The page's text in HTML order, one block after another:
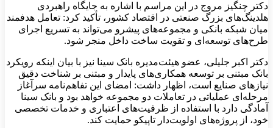
دکتر چنگیز مروج در این مراسم با اشاره به جایگاه راهبردی
هلدینگ‌های بزرگ صنعتی در اقتصاد کشور، تأکید کرد: تعامل هدفمند
میان شبکه بانکی و مجموعه‌های پیشرو می‌تواند به تسریع اجرای
طرح‌های توسعه‌ای و تقویت ساخت داخل منجر شود.
دکتر اکبر جلیلی، عضو هیئت‌مدیره بانک سینا نیز با بیان اینکه رویکرد
بانک مبتنی بر توسعه همکاری‌های پایدار و مبتنی بر شناخت دقیق
نیازهای صنایع است، اظهار داشت: امضای این تفاهم‌نامه سرآغاز
مرحله‌ای عملیاتی در تعاملات دو مجموعه خواهد بود و بانک سینا
آمادگی دارد با استفاده از ظرفیت‌های اعتباری و خدمات تخصصی
خود، از پروژه‌های اولویت‌دار تاپیکو حمایت کند.